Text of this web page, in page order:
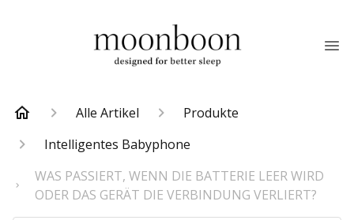
Alle Artikel
Produkte
Intelligentes Babyphone
WAS PASSIERT, WENN DIE BATTERIE LEER WIRD
ODER DAS GERÄT DIE VERBINDUNG VERLIERT?